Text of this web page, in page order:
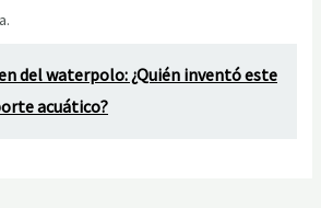
del waterpolo: ¿Quién inventó este
acuático?